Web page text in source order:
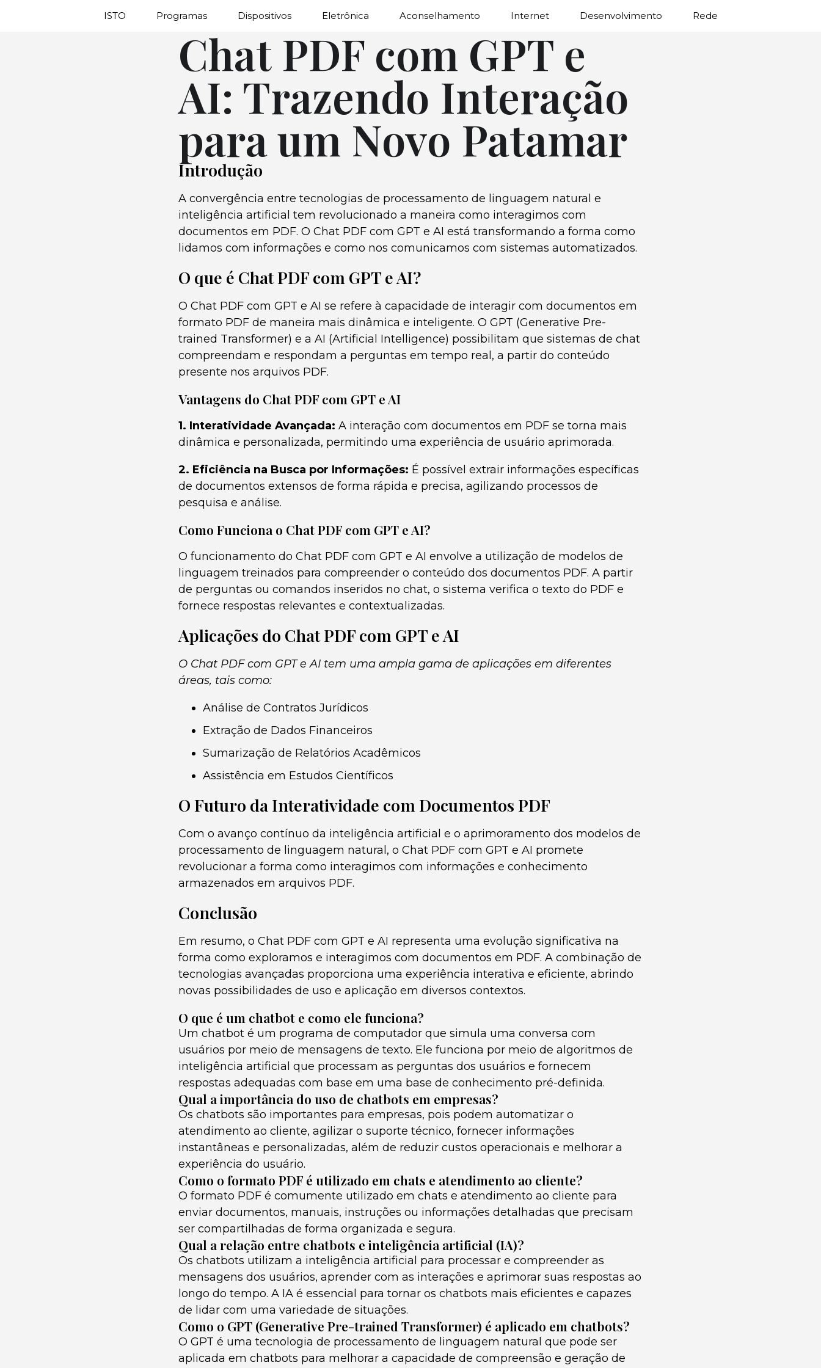
ISTO Programas Dispositivos Eletrônica Aconselhamento Internet Desenvolvimento Rede
Chat PDF com GPT e
AI: Trazendo Interação
para um Novo Patamar
Introdução
A convergência entre tecnologias de processamento de linguagem natural e
inteligência artificial tem revolucionado a maneira como interagimos com
documentos em PDF. O Chat PDF com GPT e AI está transformando a forma como
lidamos com informações e como nos comunicamos com sistemas automatizados.
O que é Chat PDF com GPT e AI?
O Chat PDF com GPT e AI se refere à capacidade de interagir com documentos em
formato PDF de maneira mais dinâmica e inteligente. O GPT (Generative Pre-
trained Transformer) e a AI (Artificial Intelligence) possibilitam que sistemas de chat
compreendam e respondam a perguntas em tempo real, a partir do conteúdo
presente nos arquivos PDF.
Vantagens do Chat PDF com GPT e AI
1. Interatividade Avançada: A interação com documentos em PDF se torna mais
dinâmica e personalizada, permitindo uma experiência de usuário aprimorada.
2. Eficiência na Busca por Informações: É possível extrair informações específicas
de documentos extensos de forma rápida e precisa, agilizando processos de
pesquisa e análise.
Como Funciona o Chat PDF com GPT e AI?
O funcionamento do Chat PDF com GPT e AI envolve a utilização de modelos de
linguagem treinados para compreender o conteúdo dos documentos PDF. A partir
de perguntas ou comandos inseridos no chat, o sistema verifica o texto do PDF e
fornece respostas relevantes e contextualizadas.
Aplicações do Chat PDF com GPT e AI
O Chat PDF com GPT e AI tem uma ampla gama de aplicações em diferentes
áreas, tais como:
Análise de Contratos Jurídicos
Extração de Dados Financeiros
Sumarização de Relatórios Acadêmicos
Assistência em Estudos Científicos
O Futuro da Interatividade com Documentos PDF
Com o avanço contínuo da inteligência artificial e o aprimoramento dos modelos de
processamento de linguagem natural, o Chat PDF com GPT e AI promete
revolucionar a forma como interagimos com informações e conhecimento
armazenados em arquivos PDF.
Conclusão
Em resumo, o Chat PDF com GPT e AI representa uma evolução significativa na
forma como exploramos e interagimos com documentos em PDF. A combinação de
tecnologias avançadas proporciona uma experiência interativa e eficiente, abrindo
novas possibilidades de uso e aplicação em diversos contextos.
O que é um chatbot e como ele funciona?
Um chatbot é um programa de computador que simula uma conversa com
usuários por meio de mensagens de texto. Ele funciona por meio de algoritmos de
inteligência artificial que processam as perguntas dos usuários e fornecem
respostas adequadas com base em uma base de conhecimento pré-definida.
Qual a importância do uso de chatbots em empresas?
Os chatbots são importantes para empresas, pois podem automatizar o
atendimento ao cliente, agilizar o suporte técnico, fornecer informações
instantâneas e personalizadas, além de reduzir custos operacionais e melhorar a
experiência do usuário.
Como o formato PDF é utilizado em chats e atendimento ao cliente?
O formato PDF é comumente utilizado em chats e atendimento ao cliente para
enviar documentos, manuais, instruções ou informações detalhadas que precisam
ser compartilhadas de forma organizada e segura.
Qual a relação entre chatbots e inteligência artificial (IA)?
Os chatbots utilizam a inteligência artificial para processar e compreender as
mensagens dos usuários, aprender com as interações e aprimorar suas respostas ao
longo do tempo. A IA é essencial para tornar os chatbots mais eficientes e capazes
de lidar com uma variedade de situações.
Como o GPT (Generative Pre-trained Transformer) é aplicado em chatbots?
O GPT é uma tecnologia de processamento de linguagem natural que pode ser
aplicada em chatbots para melhorar a capacidade de compreensão e geração de